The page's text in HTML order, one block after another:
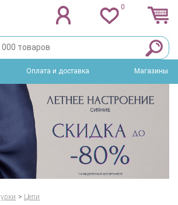
0
Оплата и доставка Магазины
> Цепи